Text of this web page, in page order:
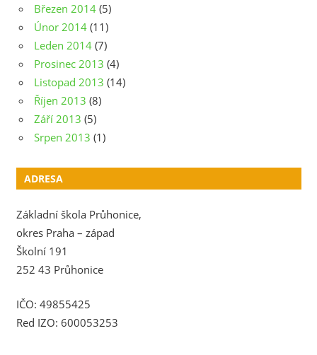
Březen 2014 (5)
Únor 2014 (11)
Leden 2014 (7)
Prosinec 2013 (4)
Listopad 2013 (14)
Říjen 2013 (8)
Září 2013 (5)
Srpen 2013 (1)
ADRESA
Základní škola Průhonice,
okres Praha – západ
Školní 191
252 43 Průhonice
IČO: 49855425
Red IZO: 600053253